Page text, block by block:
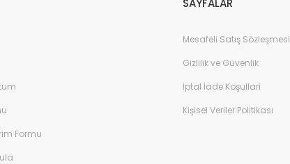
Formu
SAYFALAR
Mesafeli Satış Sözleşmesi
Gizlilik ve Güvenlik
İptal İade Koşullari
Kişisel Veriler Politikası